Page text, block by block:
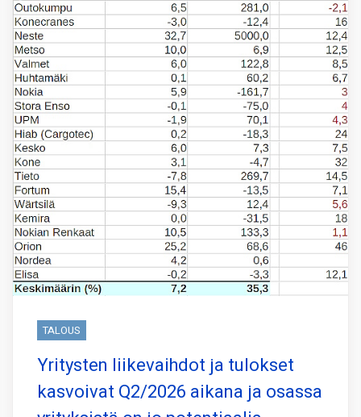
TALOUS
Yritysten liikevaihdot ja tulokset
kasvoivat Q2/2026 aikana ja osassa